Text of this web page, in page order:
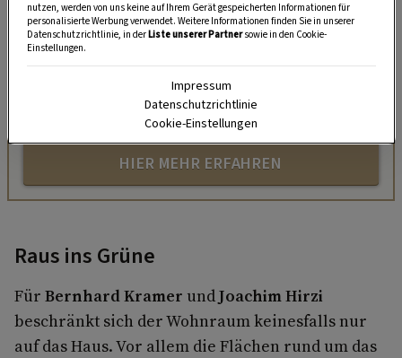
Nutzen Sie WhatsApp auf Ihrem Handy und lieben es, auf
dem Balkon, der Terrasse oder im Garten zu werkeln? In
unserem kostenlosen WhatsApp-Kanal finden Sie täglich
Tipps und Tricks für Garten, Terrasse, Balkon- und
HIER MEHR ERFAHREN
Raus ins Grüne
Für Bernhard Kramer undJoachim Hirzi
beschränkt sich der Wohnraum keinesfalls nur
auf das Haus. Vor allem die Flächen rund um das
nutzen, werden von uns keine auf Ihrem Gerät gespeicherten Informationen für
personalisierte Werbung verwendet. Weitere Informationen finden Sie in unserer
Datenschutzrichtlinie, in derListe unserer Partnersowie in den Cookie-
Einstellungen.
Impressum
Datenschutzrichtlinie
Cookie-Einstellungen